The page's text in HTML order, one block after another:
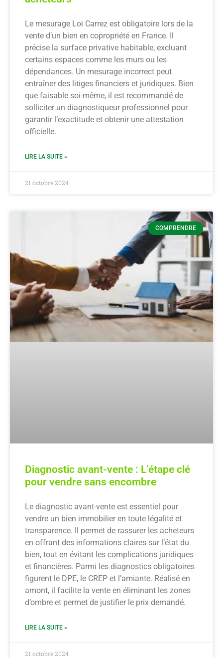
Le mesurage Loi Carrez est obligatoire lors de la
vente d’un bien en copropriété en France. Il
précise la surface privative habitable, excluant
certains espaces comme les murs ou les
dépendances. Un mesurage incorrect peut
entraîner des litiges financiers et juridiques. Bien
que faisable soi-même, il est recommandé de
solliciter un diagnostiqueur professionnel pour
garantir l’exactitude et obtenir une attestation
officielle.
LIRE LA SUITE »
21 octobre 2024
COMPRENDRE
Diagnostic avant-vente : L’étape clé
pour vendre sans encombre
Le diagnostic avant-vente est essentiel pour
vendre un bien immobilier en toute légalité et
transparence. Il permet de rassurer les acheteurs
en offrant des informations claires sur l’état du
bien, tout en évitant les complications juridiques
et financières. Parmi les diagnostics obligatoires
figurent le DPE, le CREP et l’amiante. Réalisé en
amont, il facilite la vente en éliminant les zones
d’ombre et permet de justifier le prix demandé.
LIRE LA SUITE »
21 octobre 2024